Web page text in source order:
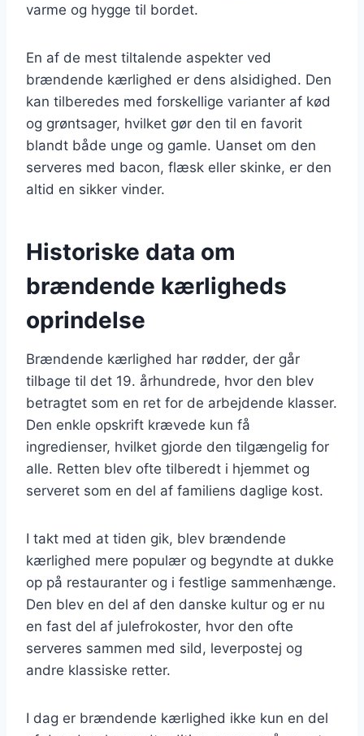
varme og hygge til bordet.
En af de mest tiltalende aspekter ved
brændende kærlighed er dens alsidighed. Den
kan tilberedes med forskellige varianter af kød
og grøntsager, hvilket gør den til en favorit
blandt både unge og gamle. Uanset om den
serveres med bacon, flæsk eller skinke, er den
altid en sikker vinder.
Historiske data om
brændende kærligheds
oprindelse
Brændende kærlighed har rødder, der går
tilbage til det 19. århundrede, hvor den blev
betragtet som en ret for de arbejdende klasser.
Den enkle opskrift krævede kun få
ingredienser, hvilket gjorde den tilgængelig for
alle. Retten blev ofte tilberedt i hjemmet og
serveret som en del af familiens daglige kost.
I takt med at tiden gik, blev brændende
kærlighed mere populær og begyndte at dukke
op på restauranter og i festlige sammenhænge.
Den blev en del af den danske kultur og er nu
en fast del af julefrokoster, hvor den ofte
serveres sammen med sild, leverpostej og
andre klassiske retter.
I dag er brændende kærlighed ikke kun en del